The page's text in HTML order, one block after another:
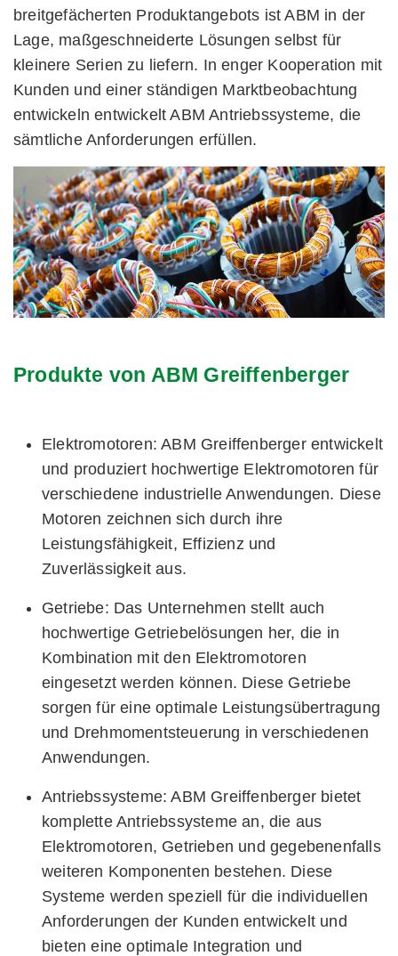
breitgefächerten Produktangebots ist ABM in der
Lage, maßgeschneiderte Lösungen selbst für
kleinere Serien zu liefern. In enger Kooperation mit
Kunden und einer ständigen Marktbeobachtung
entwickeln entwickelt ABM Antriebssysteme, die
sämtliche Anforderungen erfüllen.
Produkte von ABM Greiffenberger
Elektromotoren: ABM Greiffenberger entwickelt
und produziert hochwertige Elektromotoren für
verschiedene industrielle Anwendungen. Diese
Motoren zeichnen sich durch ihre
Leistungsfähigkeit, Effizienz und
Zuverlässigkeit aus.
Getriebe: Das Unternehmen stellt auch
hochwertige Getriebelösungen her, die in
Kombination mit den Elektromotoren
eingesetzt werden können. Diese Getriebe
sorgen für eine optimale Leistungsübertragung
und Drehmomentsteuerung in verschiedenen
Anwendungen.
Antriebssysteme: ABM Greiffenberger bietet
komplette Antriebssysteme an, die aus
Elektromotoren, Getrieben und gegebenenfalls
weiteren Komponenten bestehen. Diese
Systeme werden speziell für die individuellen
Anforderungen der Kunden entwickelt und
bieten eine optimale Integration und